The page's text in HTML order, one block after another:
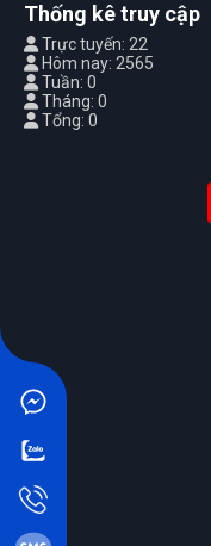
Thống kê truy cập
Trực tuyến: 22
Hôm nay: 2565
Tuần: 0
Tháng: 0
Tổng: 0